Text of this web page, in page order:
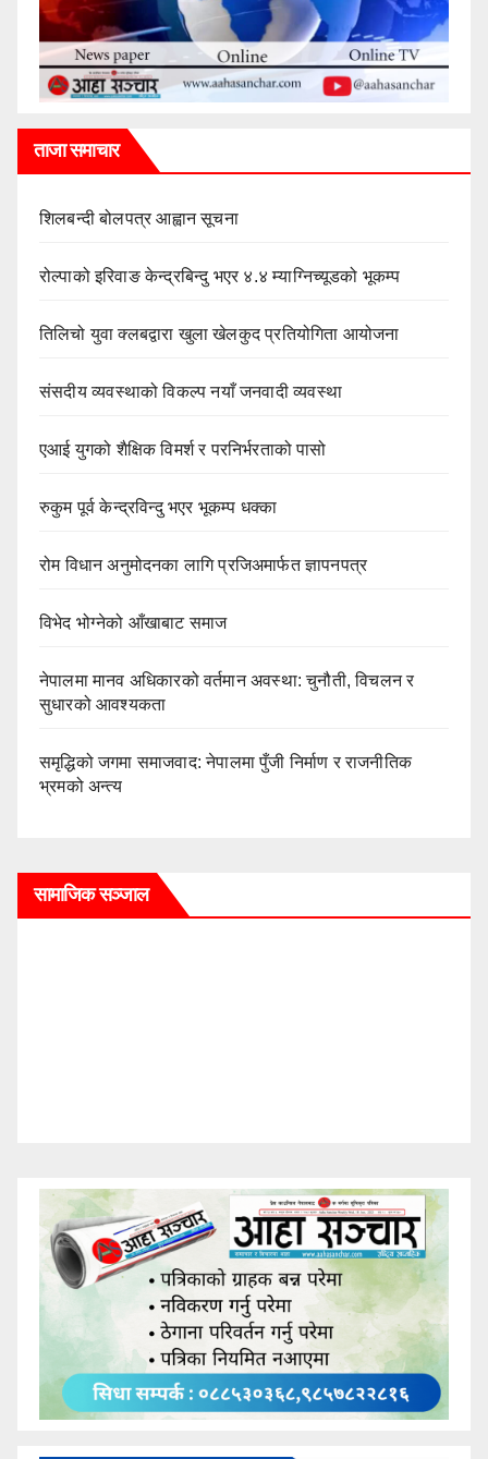
ताजा समाचार
शिलबन्दी बोलपत्र आह्वान सूचना
रोल्पाको इरिवाङ केन्द्रबिन्दु भएर ४.४ म्याग्निच्यूडको भूकम्प
तिलिचो युवा क्लबद्वारा खुला खेलकुद प्रतियोगिता आयोजना
संसदीय व्यवस्थाको विकल्प नयाँ जनवादी व्यवस्था
एआई युगको शैक्षिक विमर्श र परनिर्भरताको पासो
रुकुम पूर्व केन्द्रविन्दु भएर भूकम्प धक्का
रोम विधान अनुमोदनका लागि प्रजिअमार्फत ज्ञापनपत्र
विभेद भोग्नेको आँखाबाट समाज
नेपालमा मानव अधिकारको वर्तमान अवस्था: चुनौती, विचलन र
सुधारको आवश्यकता
समृद्धिको जगमा समाजवाद: नेपालमा पुँजी निर्माण र राजनीतिक
भ्रमको अन्त्य
सामाजिक सञ्जाल